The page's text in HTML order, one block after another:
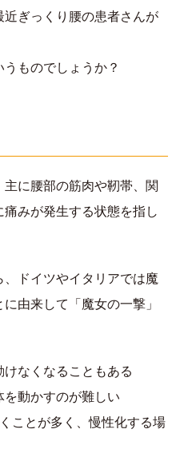
ぎっくり腰の患者さんが
ものでしょうか？
に腰部の筋肉や靭帯、関
みが発生する状態を指し
ドイツやイタリアでは魔
由来して「魔女の一撃」
なくなることもある
動かすのが難しい
ことが多く、慢性化する場